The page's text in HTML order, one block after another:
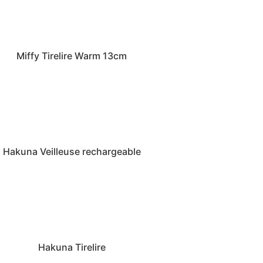
Miffy Tirelire Warm 13cm
Hakuna Veilleuse rechargeable
Hakuna Tirelire